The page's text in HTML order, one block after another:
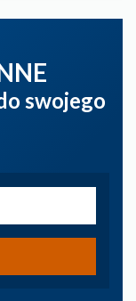
swojego